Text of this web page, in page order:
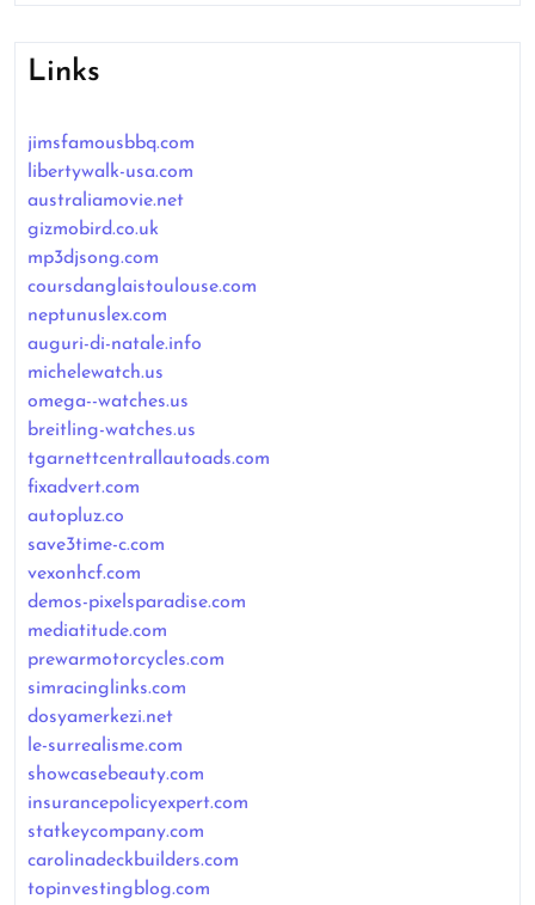
Links
jimsfamousbbq.com
libertywalk-usa.com
australiamovie.net
gizmobird.co.uk
mp3djsong.com
coursdanglaistoulouse.com
neptunuslex.com
auguri-di-natale.info
michelewatch.us
omega--watches.us
breitling-watches.us
tgarnettcentrallautoads.com
fixadvert.com
autopluz.co
save3time-c.com
vexonhcf.com
demos-pixelsparadise.com
mediatitude.com
prewarmotorcycles.com
simracinglinks.com
dosyamerkezi.net
le-surrealisme.com
showcasebeauty.com
insurancepolicyexpert.com
statkeycompany.com
carolinadeckbuilders.com
topinvestingblog.com